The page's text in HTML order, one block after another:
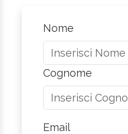
Nome
Cognome
Email